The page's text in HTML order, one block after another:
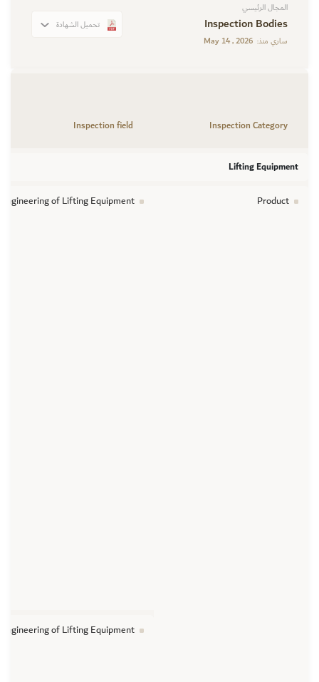
المجال الرئيسي
Inspection Bodies
ساري منذ: May 14 , 2026
تحميل الشهادة
Inspection Category
Inspection field
Lifting Equipment
Product
of Lifting Equipment
of Lifting Equipment